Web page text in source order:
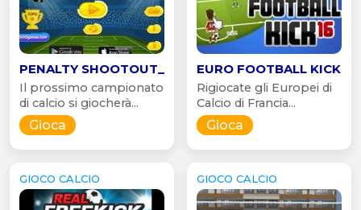
PENALTY SHOOTOUT_
Il prossimo campionato
di calcio si giocherà...
Gioca
EURO FOOTBALL KICK
Rigiocate gli Europei di
Calcio di Francia...
Gioca
GIOCO CALCIO GIOCO CALCIO